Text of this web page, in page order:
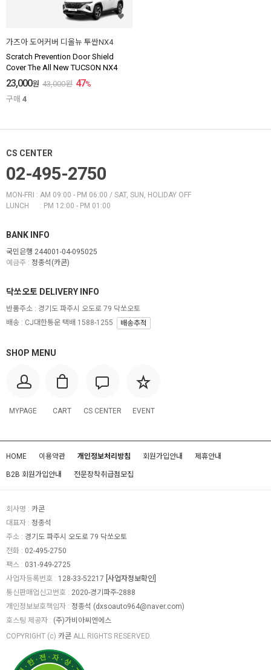
가즈아 도어커버 디올뉴 투싼NX4
Scratch Prevention Door Shield
Cover The All New TUCSON NX4
23,000원 43,000원 47%
구매 4
CS CENTER
02-495-2750
MON-FRI : AM 09:00 - PM 06:00 / SAT, SUN, HOLIDAY OFF
LUNCH : PM 12:00 - PM 01:00
BANK INFO
국민은행 244001-04-095025
예금주 : 정종석(카콘)
SHOP MENU
MYPAGE CART CS CENTER EVENT
닥쏘오토 DELIVERY INFO
반품주소 : 경기도 파주시 오도로 79 닥쏘오토
배송 : CJ대한통운 택배 1588-1255
배송추적
HOME 이용약관 개인정보처리방침 회원가입안내 제휴안내
B2B 회원가입안내 전문장착취급점모집
회사명 : 카콘
대표자 : 정종석
주소 : 경기도 파주시 오도로 79 닥쏘오토
전화 : 02-495-2750
팩스 : 031-949-2725
사업자등록번호 : 128-33-52217 [사업자정보확인]
통신판매업신고번호 : 2020-경기파주-2888
개인정보보호책임자 : 정종석 (dxsoauto964@naver.com)
호스팅 제공자 : (주)가비아씨엔에스
COPYRIGHT (c) 카콘 ALL RIGHTS RESERVED.